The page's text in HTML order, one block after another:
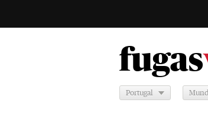
fugas
Portugal